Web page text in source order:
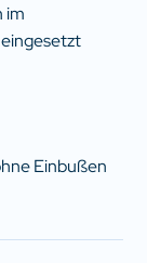
im
Einbußen